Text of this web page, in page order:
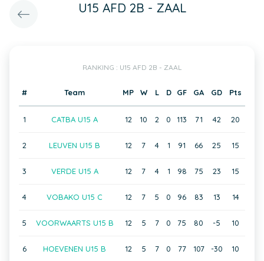
U15 AFD 2B - ZAAL
RANKING : U15 AFD 2B - ZAAL
# Team MP W L D GF GA GD Pts
1 CATBA U15 A 12 10 2 0 113 71 42 20
2 LEUVEN U15 B 12 7 4 1 91 66 25 15
3 VERDE U15 A 12 7 4 1 98 75 23 15
4 VOBAKO U15 C 12 7 5 0 96 83 13 14
5 VOORWAARTS U15 B 12 5 7 0 75 80 -5 10
6 HOEVENEN U15 B 12 5 7 0 77 107 -30 10